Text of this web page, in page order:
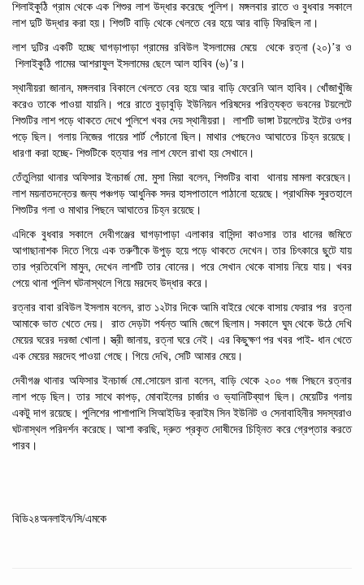
শিলাইকুঠি গ্রাম থেকে এক শিশুর লাশ উদ্ধার করেছে পুলিশ। মঙ্গলবার রাতে ও বুধবার সকালে
লাশ দুটি উদ্ধার করা হয়। শিশুটি বাড়ি থেকে খেলতে বের হয়ে আর বাড়ি ফিরছিল না।
লাশ দুটির একটি হচ্ছে ঘাগড়াপাড়া গ্রামের রবিউল ইসলামের মেয়ে থেকে রত্না(২০)’র ও
শিলাইকুঠি গামের আশরাফুল ইসলামের ছেলে আল হাবিব (৬)’র।
স্থানীয়রা জানান,মঙ্গলবার বিকালে খেলতে বের হয়ে আর বাড়ি ফেরেনি আল হাবিব। খোঁজাখুঁজি
করেও তাকে পাওয়া যায়নি। পরে রাতে বুড়াবুড়ি ইউনিয়ন পরিষদের পরিত্যক্ত ভবনের টয়লেটে
শিশুটির লাশ পড়ে থাকতে দেখে পুলিশে খবর দেয় স্থানীয়রা। লাশটি ভাঙ্গা টয়লেটের ইটের ওপর
পড়ে ছিল। গলায় নিজের গায়ের শার্ট পেঁচানো ছিল। মাথার পেছনেও আঘাতের চিহ্ন রয়েছে।
ধারণা করা হচ্ছে- শিশুটিকে হত্যার পর লাশ ফেলে রাখা হয় সেখানে।
তেঁতুলিয়া থানার অফিসার ইনচার্জ মো.মুসা মিয়া বলেন, শিশুটির বাবা থানায় মামলা করেছেন।
লাশ ময়নাতদন্তের জন্য পঞ্চগড় আধুনিক সদর হাসপাতালে পাঠানো হয়েছে। প্রাথমিক সুরতহালে
শিশুটির গলা ও মাথার পিছনে আঘাতের চিহ্ন রয়েছে।
এদিকে বুধবার সকালে দেবীগঞ্জের ঘাগড়াপাড়া এলাকার বাসিন্দা কাওসার তার ধানের জমিতে
আগাছানাশক দিতে গিয়ে এক তরুণীকে উপুড় হয়ে পড়ে থাকতে দেখেন। তার চিৎকারে ছুটে যায়
তার প্রতিবেশি মামুন,দেখেন লাশটি তার বোনের। পরে সেখান থেকে বাসায় নিয়ে যায়। খবর
পেয়ে থানা পুলিশ ঘটনাস্থলে গিয়ে মরদেহ উদ্ধার করে।
রত্নার বাবা রবিউল ইসলাম বলেন, রাত ১২টার দিকে আমি বাইরে থেকে বাসায় ফেরার পর রত্না
আমাকে ভাত খেতে দেয়। রাত দেড়টা পর্যন্ত আমি জেগে ছিলাম। সকালে ঘুম থেকে উঠে দেখি
মেয়ের ঘরের দরজা খোলা। স্ত্রী জানায়, রত্না ঘরে নেই। এর কিছুক্ষণ পর খবর পাই- ধান খেতে
এক মেয়ের মরদেহ পাওয়া গেছে। গিয়ে দেখি, সেটি আমার মেয়ে।
দেবীগঞ্জ থানার অফিসার ইনচার্জ মো.সোয়েল রানা বলেন, বাড়ি থেকে ২০০ গজ পিছনে রত্নার
লাশ পড়ে ছিল। তার সাথে কাপড়,মোবাইলের চার্জার ও ভ্যানিটিব্যাগ ছিল। মেয়েটির গলায়
একটু দাগ রয়েছে। পুলিশের পাশাপাশি সিআইডির ক্রাইম সিন ইউনিট ও সেনাবাহিনীর সদস্যরাও
ঘটনাস্থল পরিদর্শন করেছে। আশা করছি,দ্রুত প্রকৃত দোষীদের চিহ্নিত করে গ্রেপ্তার করতে
পারব।
বিডি২৪অনলাইন/সি/এমকে